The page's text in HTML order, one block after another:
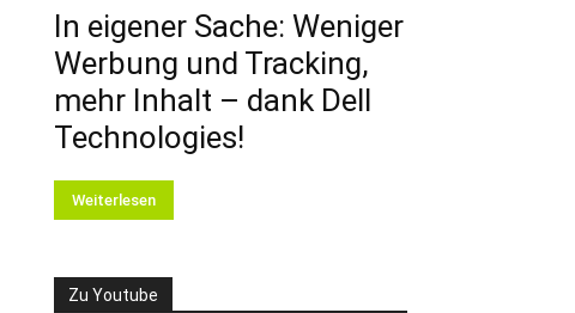
In eigener Sache: Weniger
Werbung und Tracking,
mehr Inhalt – dank Dell
Technologies!
Weiterlesen
Zu Youtube